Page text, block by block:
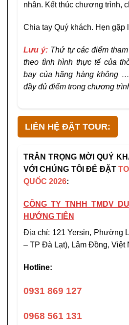
nhân. Kết thúc chương trình,
Chia tay Quý khách. Hẹn gặp
Lưu ý: Thứ tự các điểm
theo tình hình thực tế của
bay của hãng hàng không
đầy đủ điểm trong chương
LIÊN HỆ ĐẶT TOUR:
TRÂN TRỌNG MỜI QUÝ
VỚI CHÚNG TÔI ĐỂ ĐẶT
QUỐC 2026:
CÔNG TY TNHH TMDV
HƯỚNG TIÊN
Địa chỉ: 121 Yersin, Phường
– TP Đà Lạt), Lâm Đồng, Việt
Hotline:
0931 869 127
0968 561 131